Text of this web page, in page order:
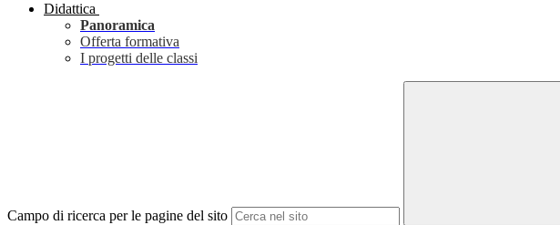
Didattica
Panoramica
Offerta formativa
I progetti delle classi
Campo di ricerca per le pagine del sito